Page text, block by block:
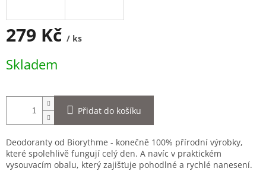
279 Kč / ks
cena:
Skladem
Přidat do košíku
Deodoranty od Biorythme - konečně 100% přírodní výrobky,
které spolehlivě fungují celý den. A navíc v praktickém
vysouvacím obalu, který zajišťuje pohodlné a rychlé nanesení.